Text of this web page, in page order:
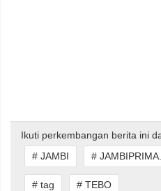
Ikuti perkembangan berita ini
# JAMBI
#
# tag # TEBO